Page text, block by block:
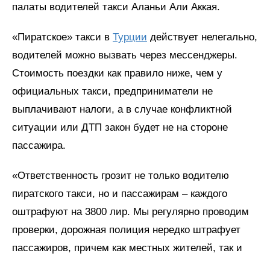
палаты водителей такси Аланьи Али Аккая.
«Пиратское» такси в Турции действует нелегально,
водителей можно вызвать через мессенджеры.
Стоимость поездки как правило ниже, чем у
официальных такси, предприниматели не
выплачивают налоги, а в случае конфликтной
ситуации или ДТП закон будет не на стороне
пассажира.
«Ответственность грозит не только водителю
пиратского такси, но и пассажирам – каждого
оштрафуют на 3800 лир. Мы регулярно проводим
проверки, дорожная полиция нередко штрафует
пассажиров, причем как местных жителей, так и